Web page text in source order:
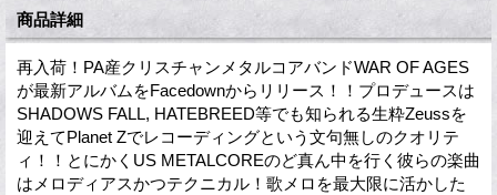
商品詳細
再入荷！PA産クリスチャンメタルコアバンドWAR OF AGES
が最新アルバムをFacedownからリリース！！プロデュースは
SHADOWS FALL, HATEBREED等でも知られる生粋Zeussを
迎えてPlanet Zでレコーディングという文句無しのクオリテ
ィ！！とにかくUS METALCOREのど真ん中を行く彼らの楽曲
はメロディアスかつテクニカル！歌メロを最大限に活かした